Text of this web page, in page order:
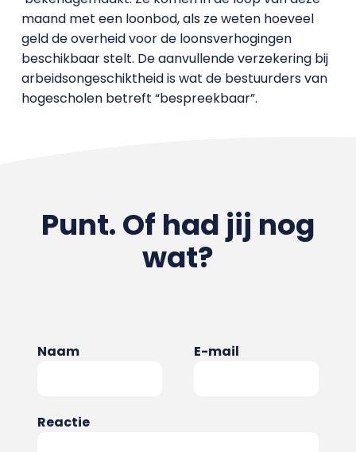
maand met een loonbod, als ze weten hoeveel
geld de overheid voor de loonsverhogingen
beschikbaar stelt. De aanvullende verzekering bij
arbeidsongeschiktheid is wat de bestuurders van
hogescholen betreft “bespreekbaar”.
Punt. Of had jij nog
wat?
Naam E-mail
Reactie